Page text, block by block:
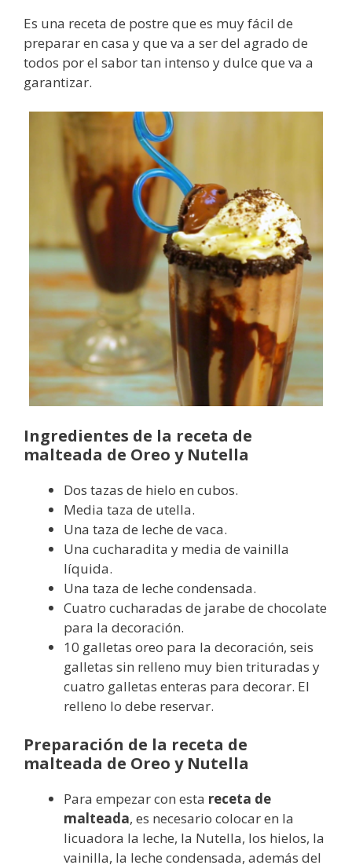
Es una receta de postre que es muy fácil de
preparar en casa y que va a ser del agrado de
todos por el sabor tan intenso y dulce que va a
garantizar.
Ingredientes de la receta de
malteada de Oreo y Nutella
Dos tazas de hielo en cubos.
Media taza de utella.
Una taza de leche de vaca.
Una cucharadita y media de vainilla
líquida.
Una taza de leche condensada.
Cuatro cucharadas de jarabe de chocolate
para la decoración.
10 galletas oreo para la decoración, seis
galletas sin relleno muy bien trituradas y
cuatro galletas enteras para decorar. El
relleno lo debe reservar.
Preparación de la receta de
malteada de Oreo y Nutella
Para empezar con esta receta de
malteada, es necesario colocar en la
licuadora la leche, la Nutella, los hielos, la
vainilla, la leche condensada, además del